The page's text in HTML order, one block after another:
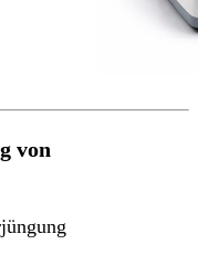
von